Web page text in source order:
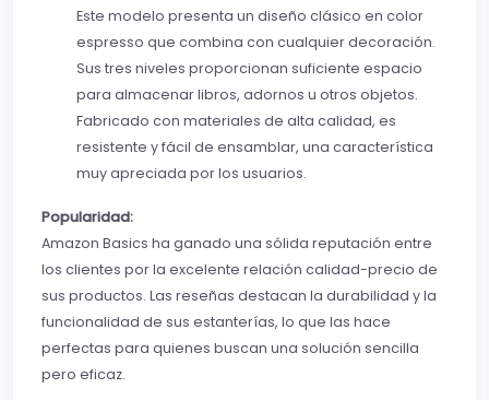
Este modelo presenta un diseño clásico en color
espresso que combina con cualquier decoración.
Sus tres niveles proporcionan suficiente espacio
para almacenar libros, adornos u otros objetos.
Fabricado con materiales de alta calidad, es
resistente y fácil de ensamblar, una característica
muy apreciada por los usuarios.
Popularidad:
Amazon Basics ha ganado una sólida reputación entre
los clientes por la excelente relación calidad-precio de
sus productos. Las reseñas destacan la durabilidad y la
funcionalidad de sus estanterías, lo que las hace
perfectas para quienes buscan una solución sencilla
pero eficaz.